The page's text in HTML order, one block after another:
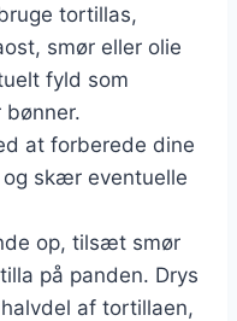
tortillas,
smør eller olie
fyld som
bønner.
at forberede dine
og skær eventuelle
op, tilsæt smør
på panden. Drys
af tortillaen,